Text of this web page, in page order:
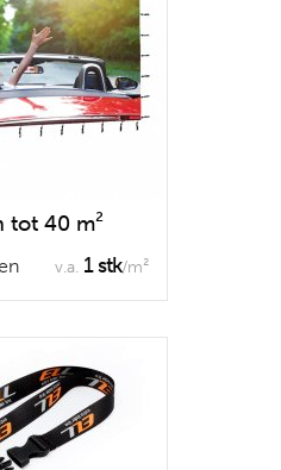
tot 40 m²
v.a. 1 stk/m²